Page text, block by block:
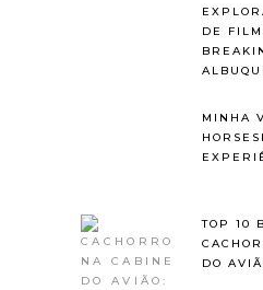
DE
MINHA
TOP 10
DO